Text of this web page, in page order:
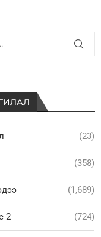
(23)
(358)
(1,689)
2 (724)